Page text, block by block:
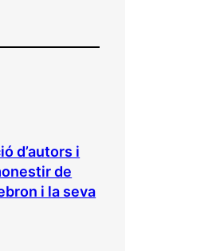
d’autors i
de
i la seva